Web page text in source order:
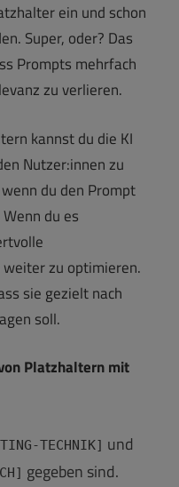
ein und schon
Super, oder? Das
Prompts mehrfach
zu verlieren.
kannst du die KI
Nutzer:innen zu
du den Prompt
du es
zu optimieren.
sie gezielt nach
soll.
Platzhaltern mit
TECHNIK] und
gegeben sind.